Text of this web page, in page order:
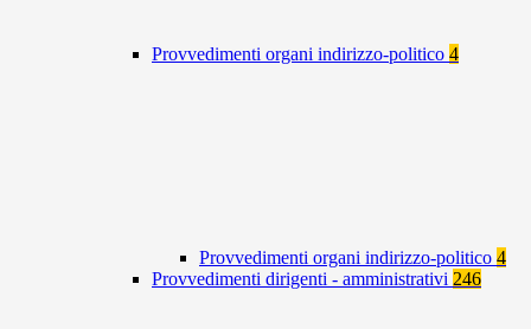
Provvedimenti organi indirizzo-politico 4
Provvedimenti organi indirizzo-politico 4
Provvedimenti dirigenti - amministrativi 246